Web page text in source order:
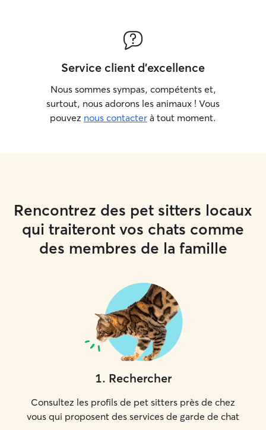
Service client d'excellence
Nous sommes sympas, compétents et,
surtout, nous adorons les animaux ! Vous
pouvez nous contacter à tout moment.
Rencontrez des pet sitters locaux
qui traiteront vos chats comme
des membres de la famille
1. Rechercher
Consultez les profils de pet sitters près de chez
vous qui proposent des services de garde de chat